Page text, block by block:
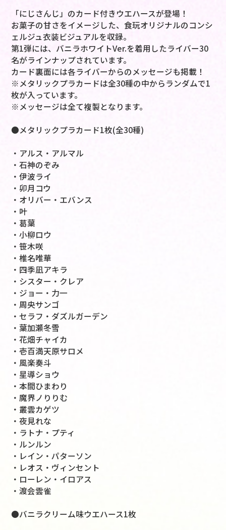
「にじさんじ」のカード付きウエハースが登場！
お菓子の甘さをイメージした、食玩オリジナルのコンシ
ェルジュ衣装ビジュアルを収録。
第1弾には、バニラホワイトVer.を着用したライバー30
名がラインナップされています。
カード裏面には各ライバーからのメッセージも掲載！
※メタリックプラカードは全30種の中からランダムで1
枚が入っています。
※メッセージは全て複製となります。
●メタリックプラカード1枚(全30種)
・アルス・アルマル
・石神のぞみ
・伊波ライ
・卯月コウ
・オリバー・エバンス
・叶
・葛葉
・小柳ロウ
・笹木咲
・椎名唯華
・四季凪アキラ
・シスター・クレア
・ジョー・力一
・周央サンゴ
・セラフ・ダズルガーデン
・葉加瀬冬雪
・花畑チャイカ
・壱百満天原サロメ
・風楽奏斗
・星導ショウ
・本間ひまわり
・魔界ノりりむ
・叢雲カゲツ
・夜見れな
・ラトナ・プティ
・ルンルン
・レイン・パターソン
・レオス・ヴィンセント
・ローレン・イロアス
・渡会雲雀
●バニラクリーム味ウエハース1枚